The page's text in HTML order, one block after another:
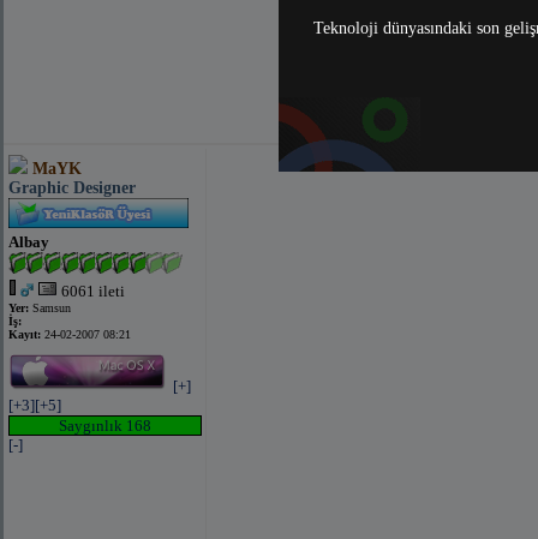
Teknoloji dünyasındaki son
MaYK
Graphic Designer
Albay
6061 ileti
Yer: Samsun
İş:
Kayıt: 24-02-2007 08:21
[+]
[+3][+5]
Saygınlık 168
[-]